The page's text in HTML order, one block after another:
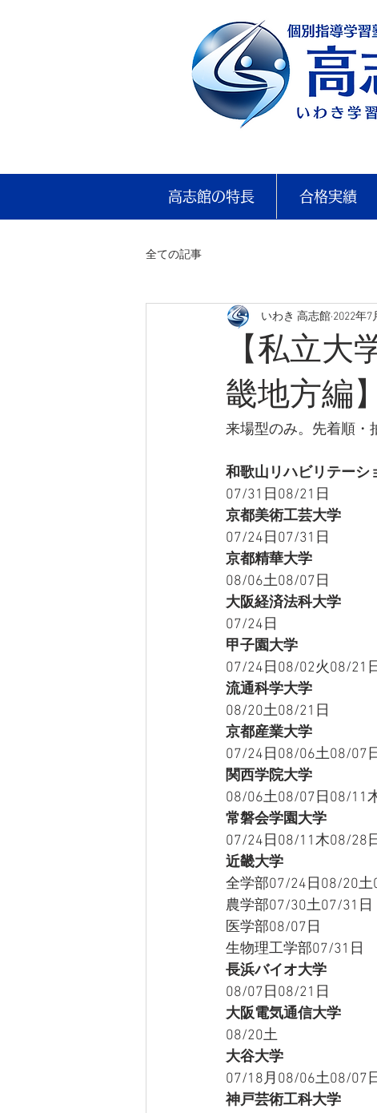
高志館の特長 合格実績
全ての記事
【私立
畿地方編】
いわき 高志館 2022年7
来場型のみ。先着順・
和歌山リハビリテーシ
07/31日08/21日
京都美術工芸大学
07/24日07/31日
京都精華大学
08/06土08/07日
大阪経済法科大学
07/24日
甲子園大学
07/24日08/02火08/21
流通科学大学
08/20土08/21日
京都産業大学
07/24日08/06土08/07
関西学院大学
08/06土08/07日08/11
常磐会学園大学
07/24日08/11木08/28
近畿大学
全学部07/24日08/20土
農学部07/30土07/31日
医学部08/07日
生物理工学部07/31日
長浜バイオ大学
08/07日08/21日
大阪電気通信大学
08/20土
大谷大学
07/18月08/06土08/07
神戸芸術工科大学